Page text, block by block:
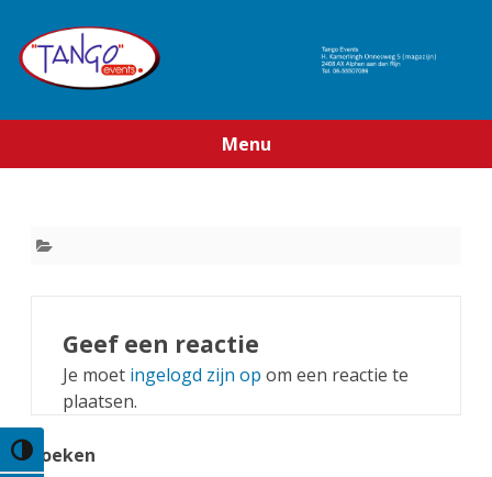
Keuze voor hoog contrast
Menu
Geef een reactie
Je moet ingelogd zijn op om een reactie te
plaatsen.
zoeken